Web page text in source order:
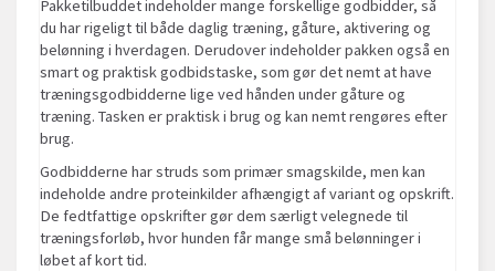
Pakketilbuddet indeholder mange forskellige godbidder, så
du har rigeligt til både daglig træning, gåture, aktivering og
belønning i hverdagen. Derudover indeholder pakken også en
smart og praktisk godbidstaske, som gør det nemt at have
træningsgodbidderne lige ved hånden under gåture og
træning. Tasken er praktisk i brug og kan nemt rengøres efter
brug.
Godbidderne har struds som primær smagskilde, men kan
indeholde andre proteinkilder afhængigt af variant og opskrift.
De fedtfattige opskrifter gør dem særligt velegnede til
træningsforløb, hvor hunden får mange små belønninger i
løbet af kort tid.